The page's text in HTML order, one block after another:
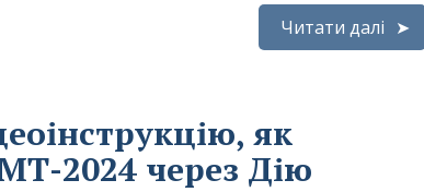
Читати далі
як
2024 через Дію